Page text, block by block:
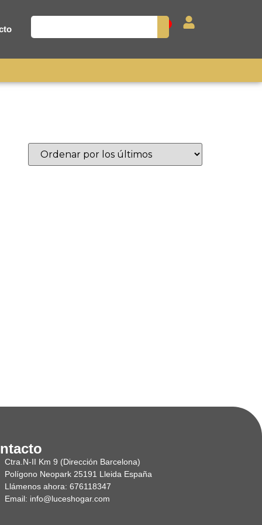
Ctra.N-II Km 9 (Dirección Barcelona)
Polígono Neopark 25191 Lleida España
Llámenos ahora: 676118347
Email: info@luceshogar.com